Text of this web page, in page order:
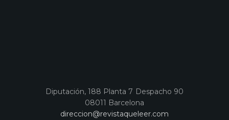
Diputación, 188 Planta 7 Despacho 90
08011 Barcelona
direccion@revistaqueleer.com